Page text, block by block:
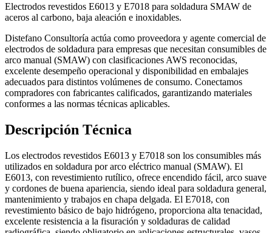
Electrodos revestidos E6013 y E7018 para soldadura SMAW de
aceros al carbono, baja aleación e inoxidables.
Distefano Consultoría actúa como proveedora y agente comercial de
electrodos de soldadura para empresas que necesitan consumibles de
arco manual (SMAW) con clasificaciones AWS reconocidas,
excelente desempeño operacional y disponibilidad en embalajes
adecuados para distintos volúmenes de consumo. Conectamos
compradores con fabricantes calificados, garantizando materiales
conformes a las normas técnicas aplicables.
Descripción Técnica
Los electrodos revestidos E6013 y E7018 son los consumibles más
utilizados en soldadura por arco eléctrico manual (SMAW). El
E6013, con revestimiento rutílico, ofrece encendido fácil, arco suave
y cordones de buena apariencia, siendo ideal para soldadura general,
mantenimiento y trabajos en chapa delgada. El E7018, con
revestimiento básico de bajo hidrógeno, proporciona alta tenacidad,
excelente resistencia a la fisuración y soldaduras de calidad